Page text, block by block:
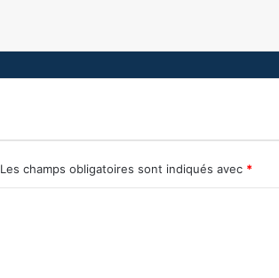
Les champs obligatoires sont indiqués avec *